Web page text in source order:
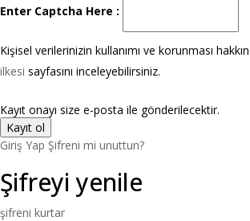
Enter Captcha Here :
Kişisel verilerinizin kullanımı ve korunması
ilkesi sayfasını inceleyebilirsiniz.
Kayıt onayı size e-posta ile gönderilecektir.
Giriş Yap Şifreni mi unuttun?
Şifreyi yenile
şifreni kurtar